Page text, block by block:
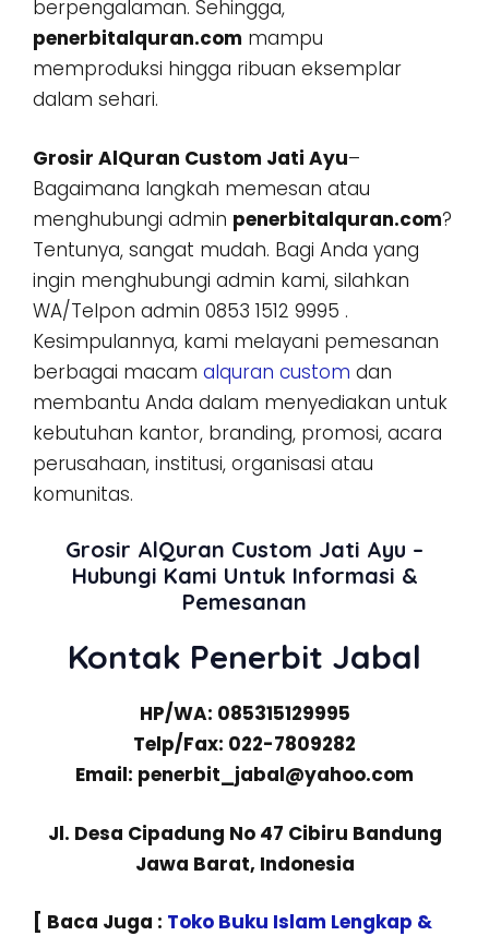
berpengalaman. Sehingga,
penerbitalquran.com mampu
memproduksi hingga ribuan eksemplar
dalam sehari.
Grosir AlQuran Custom Jati Ayu–
Bagaimana langkah memesan atau
menghubungi admin penerbitalquran.com?
Tentunya, sangat mudah. Bagi Anda yang
ingin menghubungi admin kami, silahkan
WA/Telpon admin 0853 1512 9995 .
Kesimpulannya, kami melayani pemesanan
berbagai macam alquran custom dan
membantu Anda dalam menyediakan untuk
kebutuhan kantor, branding, promosi, acara
perusahaan, institusi, organisasi atau
komunitas.
Grosir AlQuran Custom Jati Ayu –
Hubungi Kami Untuk Informasi &
Pemesanan
Kontak Penerbit Jabal
HP/WA: 085315129995
Telp/Fax: 022-7809282
Email: penerbit_jabal@yahoo.com
Jl. Desa Cipadung No 47 Cibiru Bandung
Jawa Barat, Indonesia
[ Baca Juga : Toko Buku Islam Lengkap &